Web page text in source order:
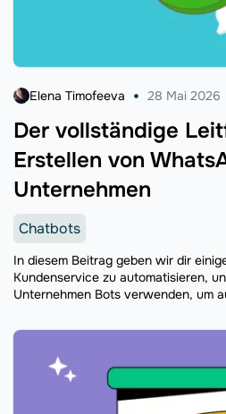
Der vollständige
Erstellen von
Unternehmen
Elena Timofeeva 28 Mai 2026
Chatbots
In diesem Beitrag geben wir dir
Kundenservice zu automatisieren,
Unternehmen Bots verwenden, um
auch, wie Sie mit SendPulse einen